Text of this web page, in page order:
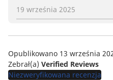
19 września 2025
Opublikowano 13 września
Zebrał(a) Verified Reviews
Niezweryfikowana recenzja